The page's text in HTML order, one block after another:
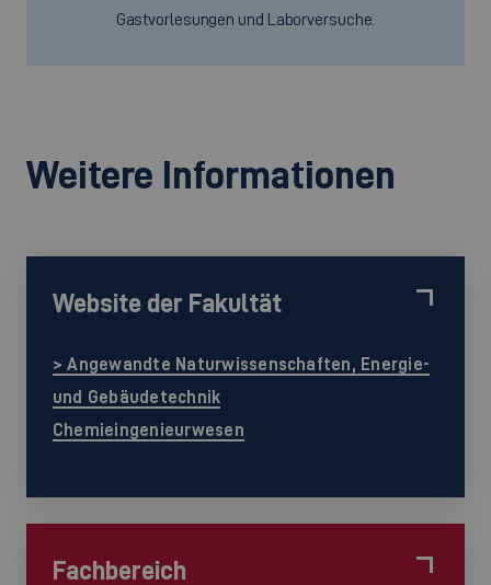
Gastvorlesungen und Laborversuche.
Weitere Informationen
Website der Fakultät
> Angewandte Naturwissenschaften, Energie-
und Gebäudetechnik
Chemieingenieurwesen
Fachbereich